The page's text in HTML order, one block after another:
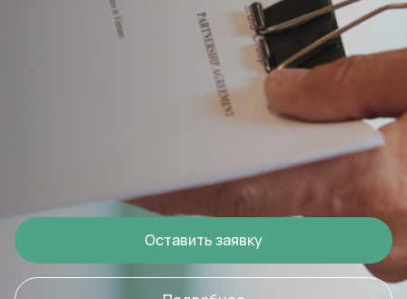
Оставить заявку